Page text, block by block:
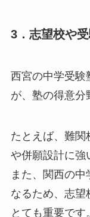
3．志望校や
西宮の中学受験
が、塾の得意分
たとえば、難関
や併願設計に強
また、関西の
なるため、志望
とても重要です。